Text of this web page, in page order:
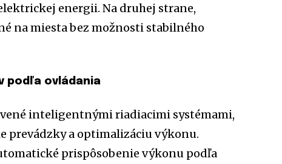
energii. Na druhej strane,
na miesta bez možnosti stabilného
podľa ovládania
inteligentnými riadiacimi systémami,
a optimalizáciu výkonu.
prispôsobenie výkonu podľa